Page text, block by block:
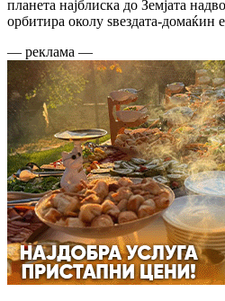
планета најблиска до Земјата
орбитира околу ѕвездата-домаќин
— реклама —